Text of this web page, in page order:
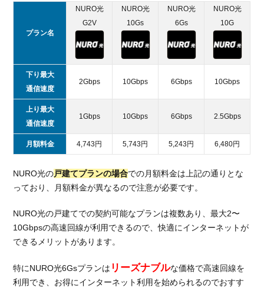
プラン名
NURO光
G2V
NURO光
10Gs
NURO光
6Gs
NURO光
10G
下り最大
通信速度
2Gbps 10Gbps 6Gbps 10Gbps
上り最大
通信速度
1Gbps 10Gbps 6Gbps 2.5Gbps
月額料金 4,743円 5,743円 5,243円 6,480円
NURO光の戸建てプランの場合での月額料金は上記の通りとな
っており、月額料金が異なるので注意が必要です。
NURO光の戸建てでの契約可能なプランは複数あり、最大2〜
10Gbpsの高速回線が利用できるので、快適にインターネットが
できるメリットがあります。
特にNURO光6Gsプランは リーズナブルな価格で高速回線を
利用でき、お得にインターネット利用を始められるのでおすす